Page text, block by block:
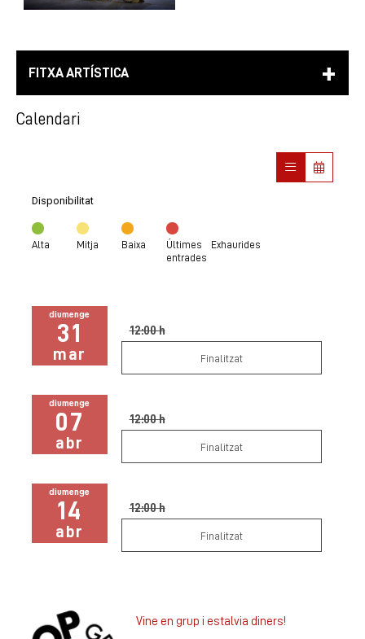
FITXA ARTÍSTICA
Calendari
Disponibilitat
Alta Mitja Baixa
Últimes
entrades
Exhaurides
diumenge
31
mar
12:00 h
Finalitzat
diumenge
07
abr
12:00 h
Finalitzat
diumenge
14
abr
12:00 h
Finalitzat
Vine en grup i estalvia diners!